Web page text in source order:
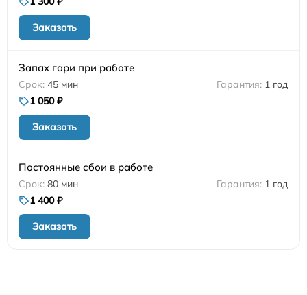
Заказать
Запах гари при работе
45 мин
1 год
1 050 ₽
Заказать
Постоянные сбои в работе
80 мин
1 год
1 400 ₽
Заказать